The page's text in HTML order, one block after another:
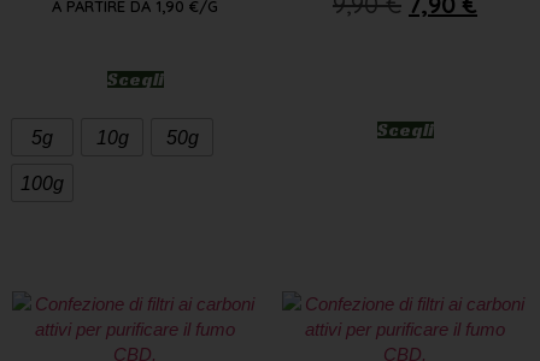
A PARTIRE DA 1,90 €/G
Scegli
5g 10g 50g
100g
Scegli